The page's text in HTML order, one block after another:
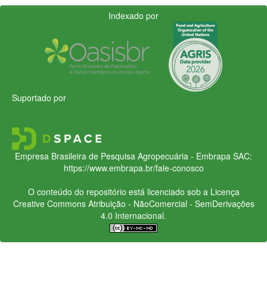
Indexado por
Suportado por
Empresa Brasileira de Pesquisa Agropecuária - Embrapa SAC:
https://www.embrapa.br/fale-conosco
O conteúdo do repositório está licenciado sob a Licença
Creative CommonsAtribuição - NãoComercial - SemDerivações
4.0 Internacional.